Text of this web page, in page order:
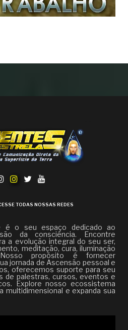
TODAS NOSSAS REDES
é o seu espaço dedicado ao
da consciência. Encontre
a evolução integral do seu ser,
meditação, cura, iluminação
propósito é fornecer
jornada de Ascensão pessoal e
oferecemos suporte para seu
de palestras, cursos, eventos e
Explore nosso ecossistema
multidimensional e expanda sua